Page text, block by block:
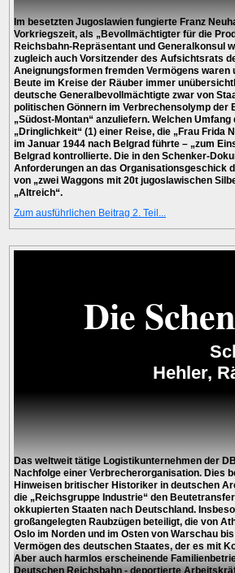
Im besetzten Jugoslawien fungierte Franz
Vorkriegszeit, als „Bevollmächtigter für die
Reichsbahn-Repräsentant und Generalkonsul
zugleich auch Vorsitzender des Aufsichtsrats
Aneignungsformen fremden Vermögens
Beute im Kreise der Räuber immer
deutsche Generalbevollmächtigte zwar von
politischen Gönnern im Verbrechensolymp
„Südost-Montan“ anzuliefern. Welchen
„Dringlichkeit“ (1) einer Reise, die „Frau Frida
im Januar 1944 nach Belgrad führte – „zum
Belgrad kontrollierte. Die in den Schenker-
Anforderungen an das Organisationsgeschick
von „zwei Waggons mit 20t jugoslawischen
„Altreich“.
Zum ausführlichen Beitrag 2. Teil...
Die
Hehler,
Das weltweit tätige Logistikunternehmen der
Nachfolge einer Verbrecherorganisation. Dies
Hinweisen britischer Historiker in deutschen
die „Reichsgruppe Industrie“ den
okkupierten Staaten nach Deutschland.
großangelegten Raubzügen beteiligt, die von
Oslo im Norden und im Osten von Warschau
Vermögen des deutschen Staates, der es mit
Aber auch harmlos erscheinende
Deutschen Reichsbahn - deportierte